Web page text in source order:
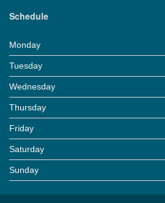
Schedule
Monday
Tuesday
Wednesday
Thursday
Friday
Saturday
Sunday